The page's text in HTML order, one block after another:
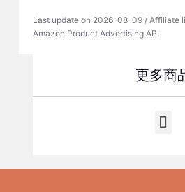
Last update on 2026-08-09 / Affiliate
Amazon Product Advertising API
更多商